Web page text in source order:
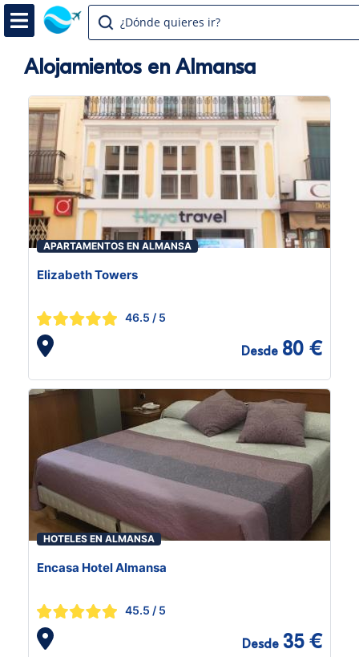
¿Dónde quieres ir?
Alojamientos en Almansa
APARTAMENTOS EN ALMANSA
Elizabeth Towers
46.5 / 5
Desde 80 €
HOTELES EN ALMANSA
Encasa Hotel Almansa
45.5 / 5
Desde 35 €